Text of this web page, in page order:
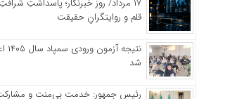
۱۷ مرداد/ روز خبرنگار؛ پاسداشتِ شرافتِ
قلم و روایتگرانِ حقیقت
نتیجه
شد
رئیس جمهور: خدمت بی‌منت و